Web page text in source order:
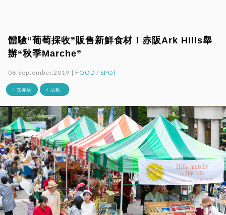
體驗“葡萄採收”販售新鮮食材！赤阪Ark Hills舉
辦“秋季Marche”
06.September.2019 |FOOD / SPOT
# 在赤坂 # 活動_